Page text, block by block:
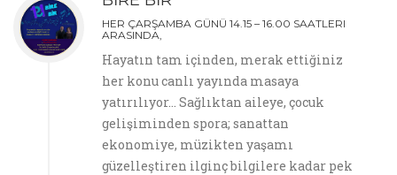
HER ÇARŞAMBA GÜNÜ 14.15 – 16.00 SAATLERI
ARASINDA,
Hayatın tam içinden, merak ettiğiniz
her konu canlı yayında masaya
yatırılıyor… Sağlıktan aileye, çocuk
gelişiminden spora; sanattan
ekonomiye, müzikten yaşamı
güzelleştiren ilginç bilgilere kadar pek